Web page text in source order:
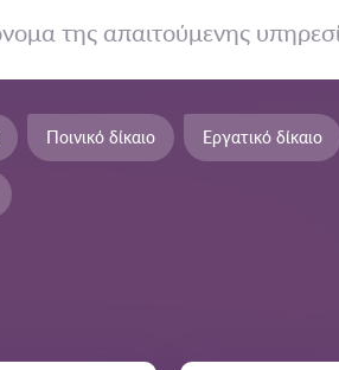
Ποινικό δίκαιο Εργατικό δίκαιο